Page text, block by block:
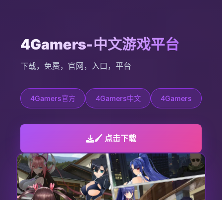
4Gamers-中文游戏平台
下载，免费，官网，入口，平台
4Gamers官方 4Gamers中文 4Gamers
🖌️ 点击下载